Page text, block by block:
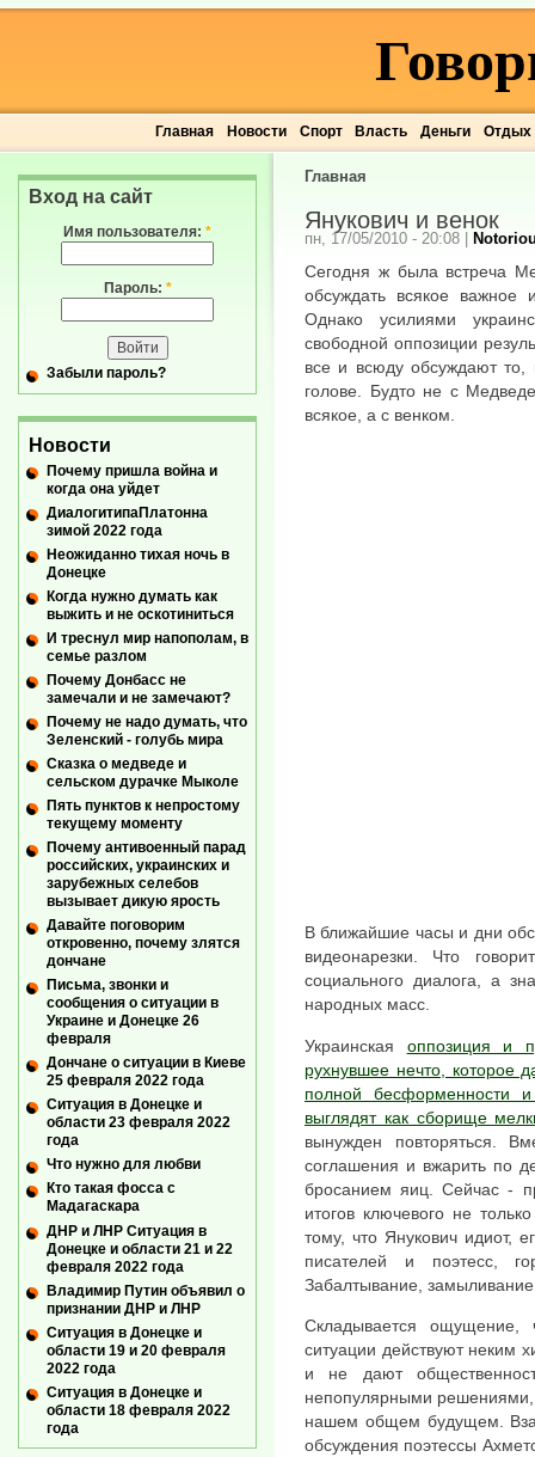
Главная Новости Спорт Власть Деньги Отдых
Главная
Янукович и венок
пн, 17/05/2010 - 20:08 |
Сегодня ж была встреча
обсуждать всякое важное
Однако усилиями
свободной оппозиции
все и всюду обсуждают то,
голове. Будто не с
всякое, а с венком.
В ближайшие часы и дни
видеонарезки. Что
социального диалога, а
народных масс.
Украинская оппозиция и
рухнувшее нечто, которое
полной бесформенности
выглядят как сборище
вынужден повторяться.
соглашения и вжарить по
бросанием яиц. Сейчас -
итогов ключевого не
тому, что Янукович идиот,
писателей и поэтесс,
Забалтывание,
Складывается
ситуации действуют неким
и не дают
непопулярными решениями,
нашем общем будущем.
обсуждения поэтессы
Вход на сайт
Имя пользователя: *
Пароль: *
Забыли пароль?
Новости
Почему пришла война и
когда она уйдет
ДиалогитипаПлатонна
зимой 2022 года
Неожиданно тихая ночь в
Донецке
Когда нужно думать как
выжить и не оскотиниться
И треснул мир напополам, в
семье разлом
Почему Донбасс не
замечали и не замечают?
Почему не надо думать, что
Зеленский - голубь мира
Сказка о медведе и
сельском дурачке Мыколе
Пять пунктов к непростому
текущему моменту
Почему антивоенный парад
российских, украинских и
зарубежных селебов
вызывает дикую ярость
Давайте поговорим
откровенно, почему злятся
дончане
Письма, звонки и
сообщения о ситуации в
Украине и Донецке 26
февраля
Дончане о ситуации в Киеве
25 февраля 2022 года
Ситуация в Донецке и
области 23 февраля 2022
года
Что нужно для любви
Кто такая фосса с
Мадагаскара
ДНР и ЛНР Ситуация в
Донецке и области 21 и 22
февраля 2022 года
Владимир Путин объявил о
признании ДНР и ЛНР
Ситуация в Донецке и
области 19 и 20 февраля
2022 года
Ситуация в Донецке и
области 18 февраля 2022
года